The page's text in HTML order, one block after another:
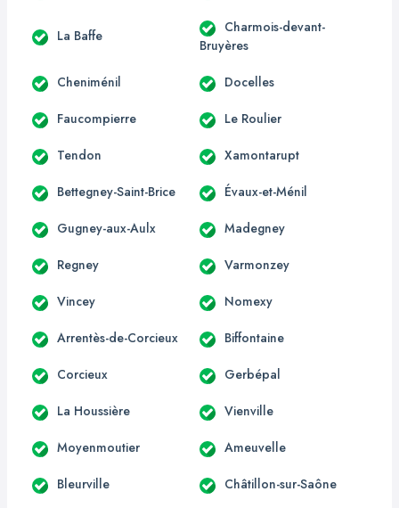
La Baffe
Charmois-devant-
Bruyères
Cheniménil Docelles
Faucompierre Le Roulier
Tendon Xamontarupt
Bettegney-Saint-Brice Évaux-et-Ménil
Gugney-aux-Aulx Madegney
Regney Varmonzey
Vincey Nomexy
Arrentès-de-Corcieux Biffontaine
Corcieux Gerbépal
La Houssière Vienville
Moyenmoutier Ameuvelle
Bleurville Châtillon-sur-Saône